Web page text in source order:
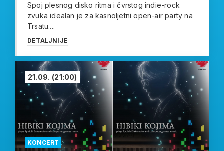
Spoj plesnog disko ritma i čvrstog indie-rock
zvuka idealan je za kasnoljetni open-air party na
Trsatu....
DETALJNIJE
KONCERT
21.09. (21:00)